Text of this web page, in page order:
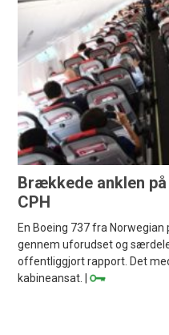
Brækkede anklen
CPH
En Boeing 737 fra
gennem uforudset og
offentliggjort rapport. Det
kabineansat. |